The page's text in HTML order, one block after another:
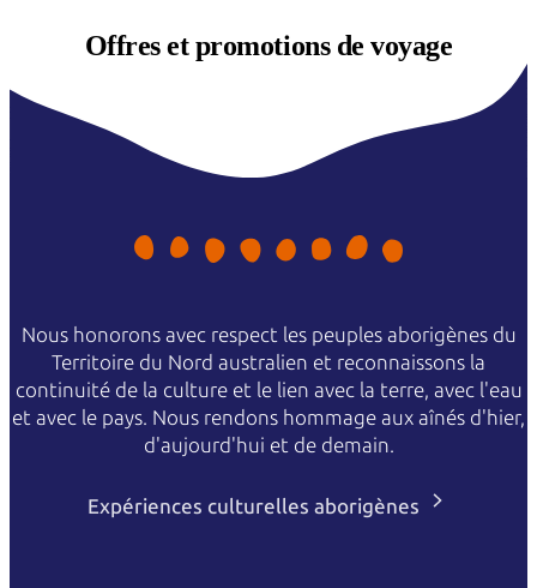
Offres etpromotions de voyage
Nous honorons avec respect les peuples aborigènes du
Territoire du Nord australien et reconnaissons la
continuité de la culture et le lien avec la terre, avec l'eau
et avec le pays. Nous rendons hommage aux aînés d'hier,
d'aujourd'hui et de demain.
Expériences culturelles aborigènes